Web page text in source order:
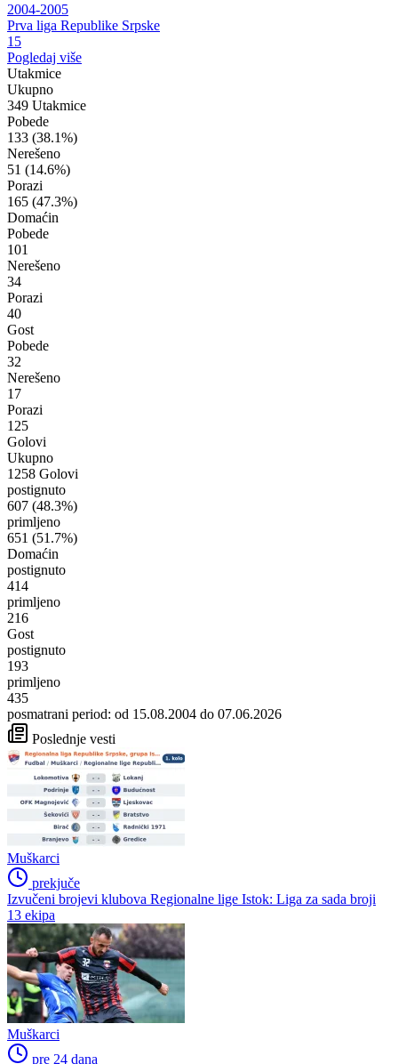
2004-2005
Prva liga Republike Srpske
15
Pogledaj više
Utakmice
Ukupno
349 Utakmice
Pobede
133 (38.1%)
Nerešeno
51 (14.6%)
Porazi
165 (47.3%)
Domaćin
Pobede
101
Nerešeno
34
Porazi
40
Gost
Pobede
32
Nerešeno
17
Porazi
125
Golovi
Ukupno
1258 Golovi
postignuto
607 (48.3%)
primljeno
651 (51.7%)
Domaćin
postignuto
414
primljeno
216
Gost
postignuto
193
primljeno
435
posmatrani period: od 15.08.2004 do 07.06.2026
Poslednje vesti
Muškarci
prekjuče
Izvučeni brojevi klubova Regionalne lige Istok: Liga za sada broji
13 ekipa
Muškarci
pre 24 dana